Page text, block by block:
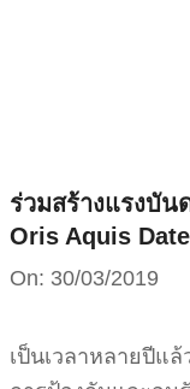
ร่วมสร้างแรงบัน
Oris Aquis
On: 30/03/2019
เป็นเวลาหลายปีแ